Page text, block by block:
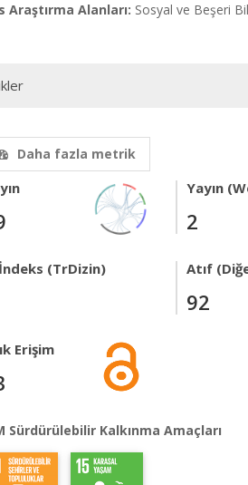
Araştırma Alanları: Sosyal ve Beşeri
Daha fazla metrik
Yayın
2
(TrDizin) Atıf
92
Erişim
Sürdürülebilir Kalkınma Amaçları